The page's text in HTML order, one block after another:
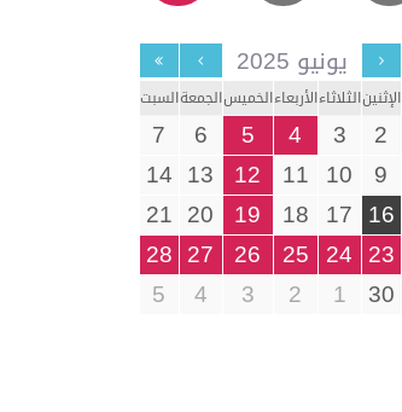
يونيو 2025
الإثنينالثلاثاءالأربعاءالخميسالجمعةالسبت
2
3
4
5
6
7
9
10
11
12
13
14
16
17
18
19
20
21
23
24
25
26
27
28
30
1
2
3
4
5